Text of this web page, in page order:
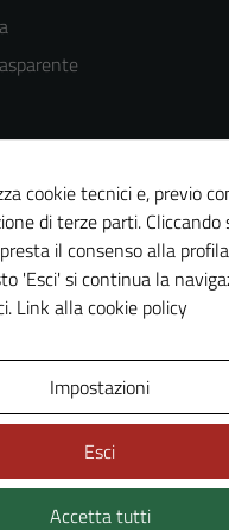
del sito
Design s.r.l.
cookie tecnici e, previo
di terze parti.
il consenso alla
'Esci' si continua la
Link alla cookie policy
Impostazioni
Esci
Accetta tutti